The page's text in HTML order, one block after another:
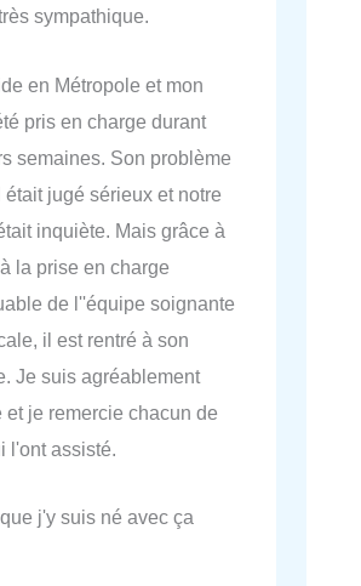
sympathique.
en Métropole et mon
pris en charge durant
semaines. Son problème
était jugé sérieux et notre
inquiète. Mais grâce à
la prise en charge
de l''équipe soignante
il est rentré à son
Je suis agréablement
et je remercie chacun de
l'ont assisté.
j'y suis né avec ça